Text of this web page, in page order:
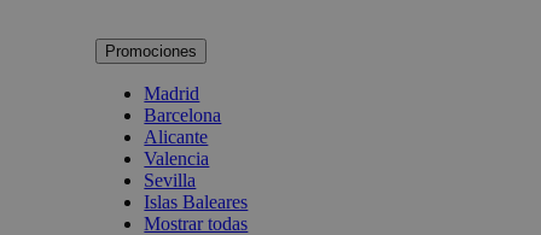
Promociones
Madrid
Barcelona
Alicante
Valencia
Sevilla
Islas Baleares
Mostrar todas